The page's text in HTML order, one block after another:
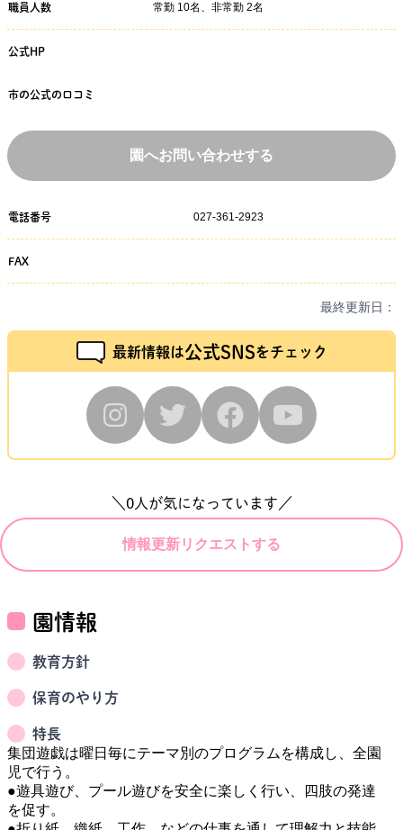
職員人数 常勤 10名、非常勤 2名
公式HP
市の公式の口コミ
園へお問い合わせする
電話番号 027-361-2923
FAX
最終更新日：
最新情報は公式SNSをチェック
＼ 0人が気になっています／
情報更新リクエストする
園情報
教育方針
保育のやり方
特長
集団遊戯は曜日毎にテーマ別のプログラムを構成し、全園
児で行う。
●遊具遊び、プール遊びを安全に楽しく行い、四肢の発達
を促す。